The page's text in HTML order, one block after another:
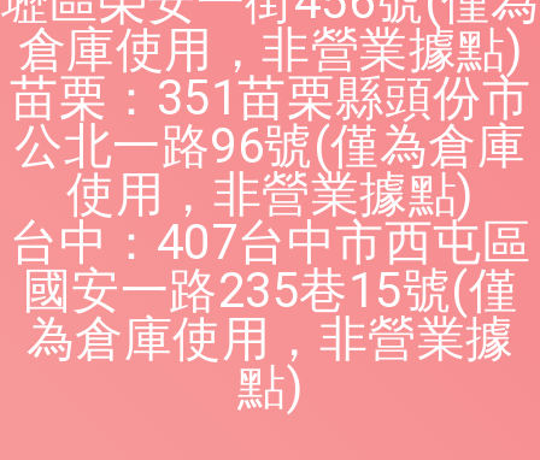
倉庫使用，非營業據點)
苗栗：351苗栗縣頭份市
公北一路96號(僅為倉庫
使用，非營業據點)
台中：407台中市西屯區
國安一路235巷15號(僅
為倉庫使用，非營業據
點)